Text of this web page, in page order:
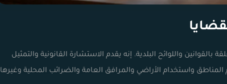
واللوائح البلدية. إنه يقدم الاستشارة القانونية والتمثيل
واستخدام الأراضي والمرافق العامة والضرائب المحلية وغيرها